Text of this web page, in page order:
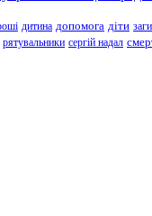
дитина допомога діти
рятувальники сергій надал